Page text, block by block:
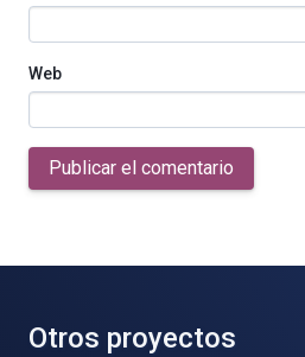
Web
Publicar el comentario
Otros proyectos